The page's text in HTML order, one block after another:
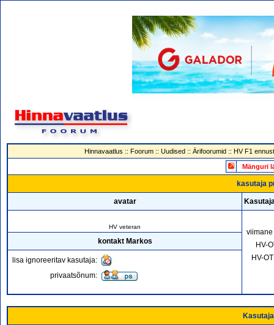
Hinnavaatlus :: Foorum:: Uudised:: Ärifoorumid:: HV F1
Mänguri
kasutaja
avatar
HV veteran
HV-
HV-
kontakt Markos
lisa ignoreeritav kasutaja:
privaatsõnum: